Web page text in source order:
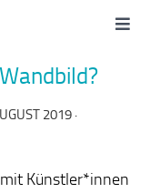
2019 ·
Künstler*innen